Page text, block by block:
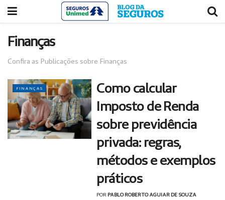
Finanças
Confira as Publicações sobre Finanças
FINANÇAS
Como calcular
Imposto de Renda
sobre previdência
privada: regras,
métodos e exemplos
práticos
POR PABLO ROBERTO AGUIAR DE SOUZA